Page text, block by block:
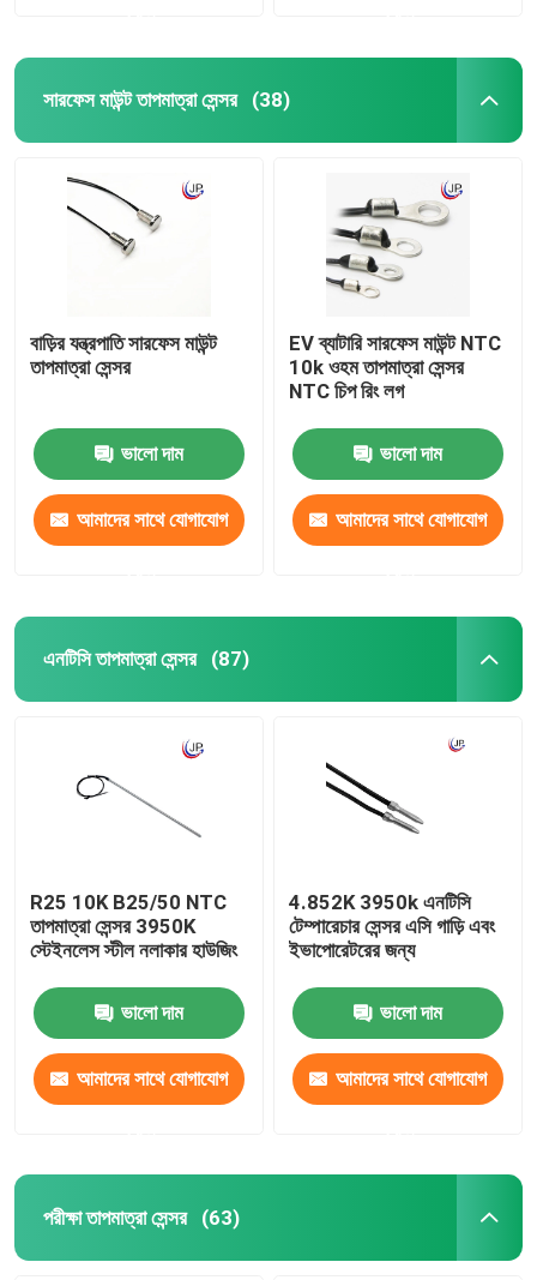
সারফেস মাউন্ট তাপমাত্রা সেন্সর (38)
বাড়ির যন্ত্রপাতি সারফেস মাউন্ট
তাপমাত্রা সেন্সর
ভালো দাম
আমাদের সাথে যোগাযোগ
EV ব্যাটারি সারফেস মাউন্ট NTC
10k ওহম তাপমাত্রা সেন্সর
NTC চিপ রিং লগ
ভালো দাম
আমাদের সাথে যোগাযোগ
এনটিসি তাপমাত্রা সেন্সর (87)
R25 10K B25/50 NTC
তাপমাত্রা সেন্সর 3950K
স্টেইনলেস স্টীল নলাকার হাউজিং
ভালো দাম
আমাদের সাথে যোগাযোগ
4.852K 3950k এনটিসি
টেম্পারেচার সেন্সর এসি গাড়ি এবং
ইভাপোরেটরের জন্য
ভালো দাম
আমাদের সাথে যোগাযোগ
পরীক্ষা তাপমাত্রা সেন্সর (63)